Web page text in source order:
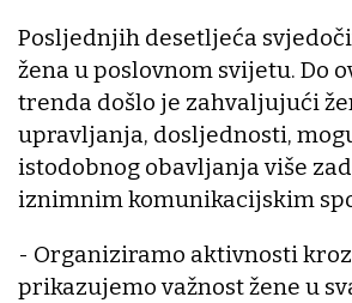
Posljednjih desetljeća
žena u poslovnom svijetu. Do
trenda došlo je zahvaljujući
upravljanja, dosljednosti,
istodobnog obavljanja više
iznimnim komunikacijskim
- Organiziramo aktivnosti
prikazujemo važnost žene u